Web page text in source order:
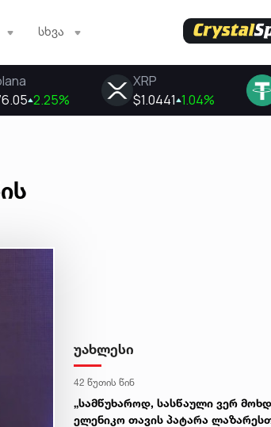
სხვა
უახლესი
42 წუთის წინ
„სამწუხაროდ, სასწაული ვერ
ელენიკო თავის პატარა